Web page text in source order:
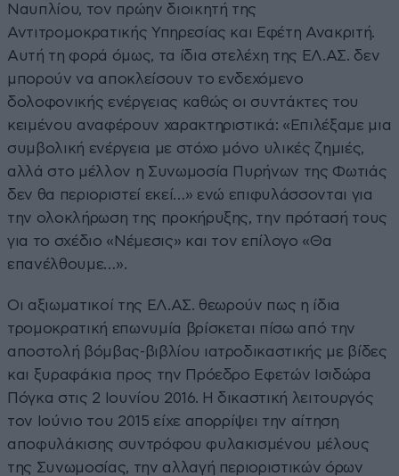
Ναυπλίου, τον πρώην διοικητή της
Αντιτρομοκρατικής Υπηρεσίας και Εφέτη Ανακριτή.
Αυτή τη φορά όμως, τα ίδια στελέχη της ΕΛ.ΑΣ. δεν
μπορούν να αποκλείσουν το ενδεχόμενο
δολοφονικής ενέργειας καθώς οι συντάκτες του
κειμένου αναφέρουν χαρακτηριστικά: «Επιλέξαμε μια
συμβολική ενέργεια με στόχο μόνο υλικές ζημιές,
αλλά στο μέλλον η Συνωμοσία Πυρήνων της Φωτιάς
δεν θα περιοριστεί εκεί…» ενώ επιφυλάσσονται για
την ολοκλήρωση της προκήρυξης, την πρότασή τους
για το σχέδιο «Νέμεσις» και τον επίλογο «Θα
επανέλθουμε…».
Οι αξιωματικοί της ΕΛ.ΑΣ. θεωρούν πως η ίδια
τρομοκρατική επωνυμία βρίσκεται πίσω από την
αποστολή βόμβας-βιβλίου ιατροδικαστικής με βίδες
και ξυραφάκια προς την Πρόεδρο Εφετών Ισιδώρα
Πόγκα στις 2 Ιουνίου 2016. Η δικαστική λειτουργός
τον Ιούνιο του 2015 είχε απορρίψει την αίτηση
αποφυλάκισης συντρόφου φυλακισμένου μέλους
της Συνωμοσίας, την αλλαγή περιοριστικών όρων